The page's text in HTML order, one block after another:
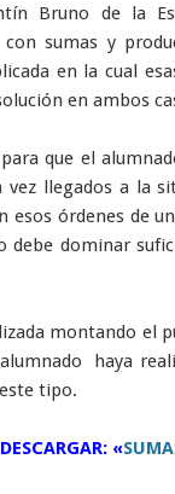
Bruno de la
sumas y
en la cual
en ambos
para que el
vez llegados a la
órdenes de
debe dominar
montando el
haya
tipo.
DESCARGAR: «